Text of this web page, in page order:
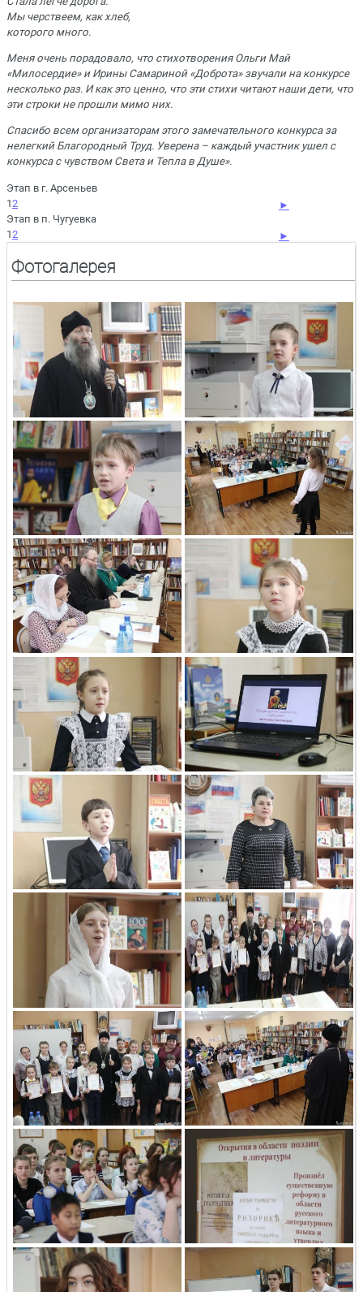
Мы черствеем, как хлеб,
которого много.
Меня очень порадовало, что стихотворения Ольги Май
«Милосердие» и Ирины Самариной «Доброта» звучали на конкурсе
несколько раз. И как это ценно, что эти стихи читаютнаши дети, что
эти строки не прошли мимо них.
Спасибо всем организаторам этого замечательного конкурса за
нелегкий Благородный Труд. Уверена – каждый участник ушел с
конкурса с чувством Света и Тепла в Душе».
Этап в г. Арсеньев
12
►
Этап в п. Чугуевка
12 ►
Фотогалерея